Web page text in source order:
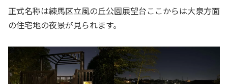
正式名称は練馬区立風の丘公園展望台ここからは大泉方面
の住宅地の夜景が見られます。